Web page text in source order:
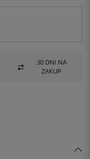
30 DNI NA
ZAKUP